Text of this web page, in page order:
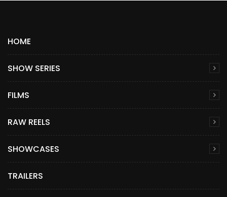
HOME
SHOW SERIES
FILMS
RAW REELS
SHOWCASES
TRAILERS